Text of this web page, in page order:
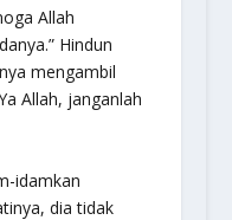
Allah
Hindun
mengambil
Allah, janganlah
idamkan
dia tidak